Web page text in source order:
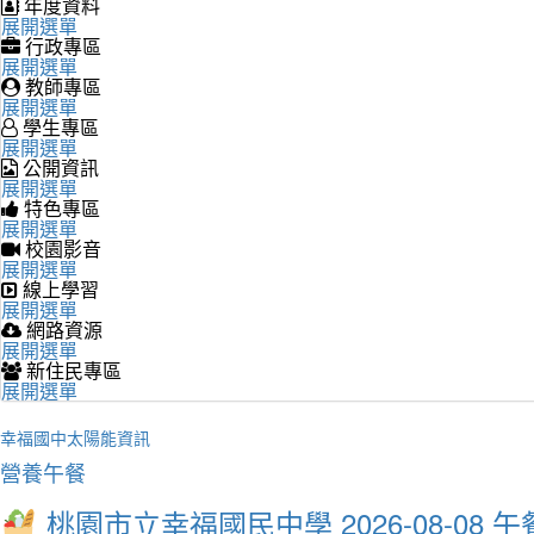
展開選單
行政專區
展開選單
教師專區
展開選單
學生專區
展開選單
公開資訊
展開選單
特色專區
展開選單
校園影音
展開選單
線上學習
展開選單
網路資源
展開選單
新住民專區
展開選單
幸福國中太陽能資訊
營養午餐
桃園市立幸福國民中學 2026-08-08 午